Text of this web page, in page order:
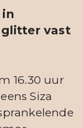
glitter vast
16.30 uur
Siza